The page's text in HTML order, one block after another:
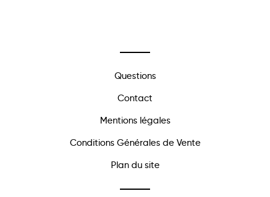
Questions
Contact
Mentions légales
Conditions Générales de Vente
Plan du site